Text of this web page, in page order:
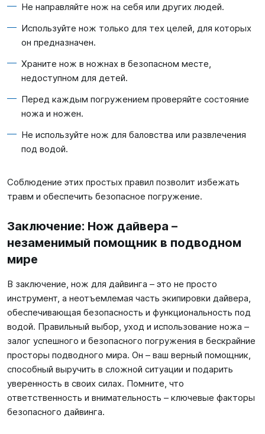
Не направляйте нож на себя или других людей.
Используйте нож только для тех целей, для которых
он предназначен.
Храните нож в ножнах в безопасном месте,
недоступном для детей.
Перед каждым погружением проверяйте состояние
ножа и ножен.
Не используйте нож для баловства или развлечения
под водой.
Соблюдение этих простых правил позволит избежать
травм и обеспечить безопасное погружение.
Заключение: Нож дайвера –
незаменимый помощник в подводном
мире
В заключение, нож для дайвинга – это не просто
инструмент, а неотъемлемая часть экипировки дайвера,
обеспечивающая безопасность и функциональность под
водой. Правильный выбор, уход и использование ножа –
залог успешного и безопасного погружения в бескрайние
просторы подводного мира. Он – ваш верный помощник,
способный выручить в сложной ситуации и подарить
уверенность в своих силах. Помните, что
ответственность и внимательность – ключевые факторы
безопасного дайвинга.